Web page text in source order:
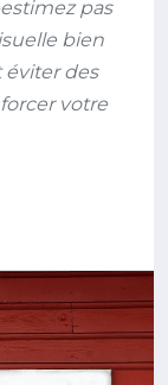
pas
bien
des
votre